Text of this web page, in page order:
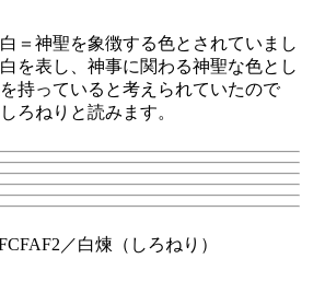
＝神聖を象徴する色とされていまし
を表し、神事に関わる神聖な色とし
持っていると考えられていたので
ろねりと読みます。
／白煉（しろねり）